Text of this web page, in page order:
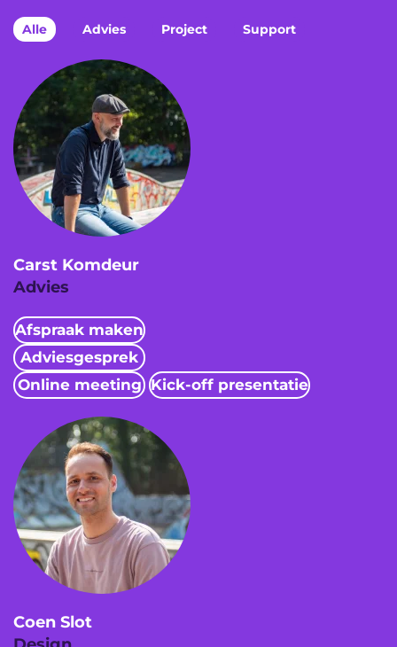
Alle Advies Project Support
Carst Komdeur
Advies
Afspraak maken
Adviesgesprek
Online meeting Kick-off presentatie
Coen Slot